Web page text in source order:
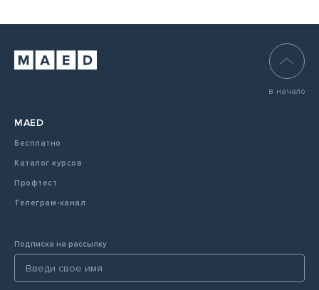
MAED
Бесплатно
Каталог курсов
Профтест
Телеграм-канал
в начало
Подписка на рассылку